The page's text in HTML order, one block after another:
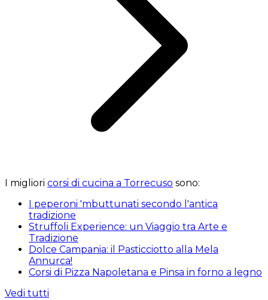
I migliori corsi di cucina a Torrecuso sono:
I peperoni 'mbuttunati secondo l'antica
tradizione
Struffoli Experience: un Viaggio tra Arte e
Tradizione
Dolce Campania: il Pasticciotto alla Mela
Annurca!
Corsi di Pizza Napoletana e Pinsa in forno a legno
Vedi tutti